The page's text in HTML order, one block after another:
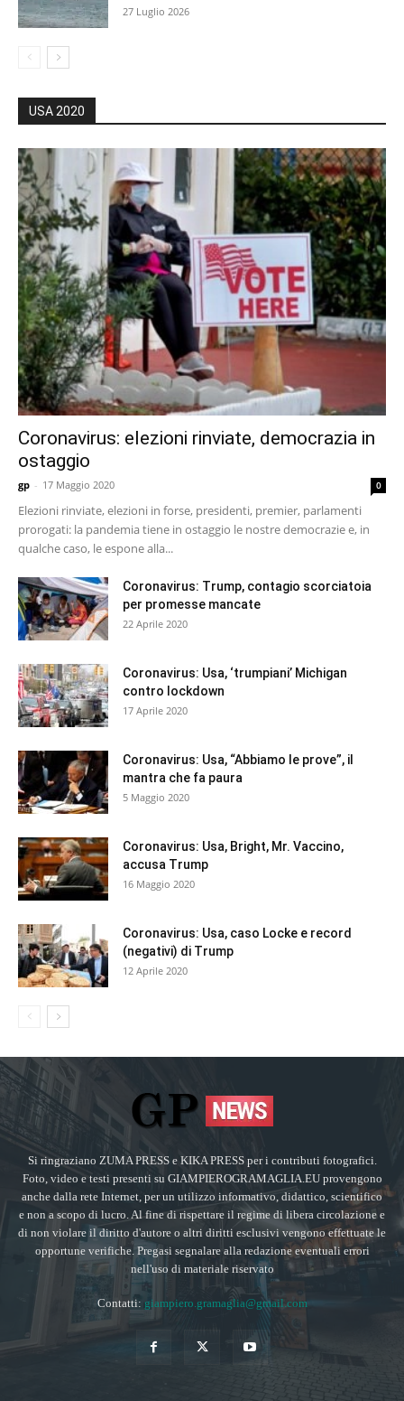
27 Luglio 2026
USA 2020
Coronavirus: elezioni rinviate, democrazia in
ostaggio
gp - 17 Maggio 2020 0
Elezioni rinviate, elezioni in forse, presidenti, premier, parlamenti
prorogati: la pandemia tiene in ostaggio le nostre democrazie e, in
qualche caso, le espone alla...
Coronavirus: Trump, contagio scorciatoia
per promesse mancate
22 Aprile 2020
Coronavirus: Usa, ‘trumpiani’ Michigan
contro lockdown
17 Aprile 2020
Coronavirus: Usa, “Abbiamo le prove”, il
mantra che fa paura
5 Maggio 2020
Coronavirus: Usa, Bright, Mr. Vaccino,
accusa Trump
16 Maggio 2020
Coronavirus: Usa, caso Locke e record
(negativi) di Trump
12 Aprile 2020
Si ringraziano ZUMA PRESS e KIKA PRESS per i contributi fotografici.
Foto, video e testi presenti su GIAMPIEROGRAMAGLIA.EU provengono
anche dalla rete Internet, per un utilizzo informativo, didattico, scientifico
e non a scopo di lucro. Al fine di rispettare il regime di libera circolazione e
di non violare il diritto d'autore o altri diritti esclusivi vengono effettuate le
opportune verifiche. Pregasi segnalare alla redazione eventuali errori
nell'uso di materiale riservato
Contatti: giampiero.gramaglia@gmail.com